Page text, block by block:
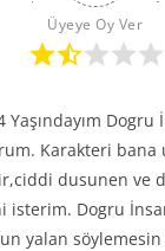
Üyeye Oy Ver
Dogru
Karakteri bana
dusunen ve
Dogru
yalan